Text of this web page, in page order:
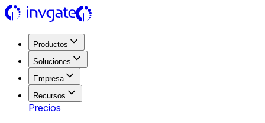
Productos
Soluciones
Empresa
Recursos
Precios